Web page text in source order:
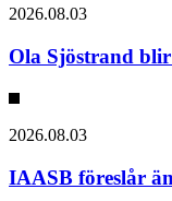
2026.08.03
Ola Sjöstrand
2026.08.03
IAASB föreslår